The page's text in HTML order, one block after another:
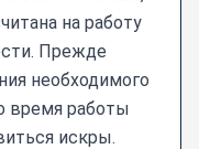
на работу
Прежде
необходимого
время работы
искры.